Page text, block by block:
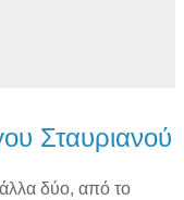
Σταυριανού
δύο, από το